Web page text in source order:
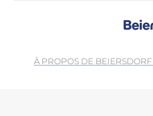
À PROPOS DE BEIERSDORF